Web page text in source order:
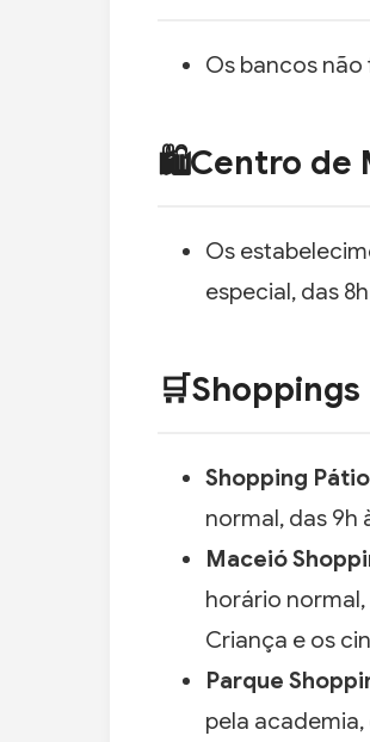
Os bancos
🛍️Centro de
Os
especial, das
🛒Shoppings
Shopping
normal, das 9h
Maceió
horário normal,
Criança e os
Parque
pela academia,